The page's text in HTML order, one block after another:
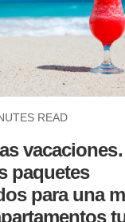
READ
paquetes
para una